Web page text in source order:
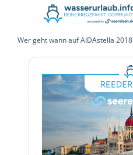
Wer geht wann auf AIDAstella 2018